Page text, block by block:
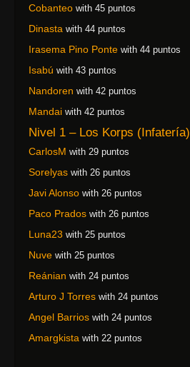
Cobanteo with 45 puntos
Dinasta with 44 puntos
Irasema Pino Ponte with 44 puntos
Isabú with 43 puntos
Nandoren with 42 puntos
Mandai with 42 puntos
Nivel 1 – Los Korps (Infatería)
CarlosM with 29 puntos
Sorelyas with 26 puntos
Javi Alonso with 26 puntos
Paco Prados with 26 puntos
Luna23 with 25 puntos
Nuve with 25 puntos
Reánian with 24 puntos
Arturo J Torres with 24 puntos
Angel Barrios with 24 puntos
Amargkista with 22 puntos